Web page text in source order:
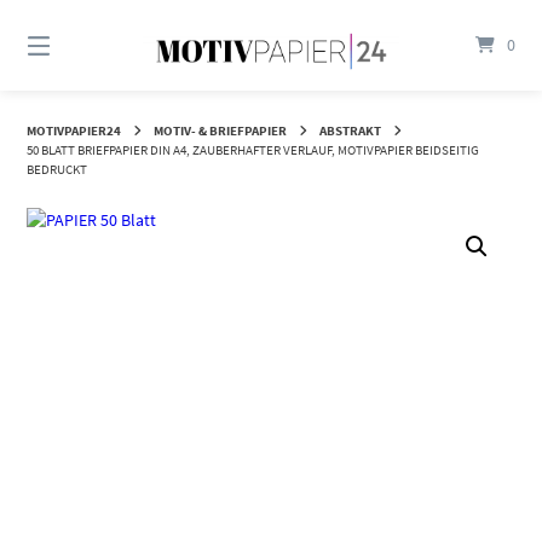
zum
0
MOTIVPAPIER24 MOTIV- & BRIEFPAPIER
ABSTRAKT
50 BLATT BRIEFPAPIER DIN A4, ZAUBERHAFTER VERLAUF, MOTIVPAPIER BEIDSEITIG
BEDRUCKT